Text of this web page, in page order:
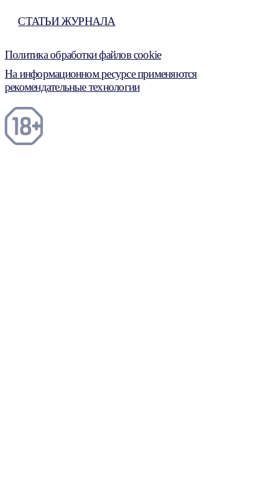
СТАТЬИ ЖУРНАЛА
Политика обработки файлов cookie
На информационном ресурсе применяются
рекомендательные технологии